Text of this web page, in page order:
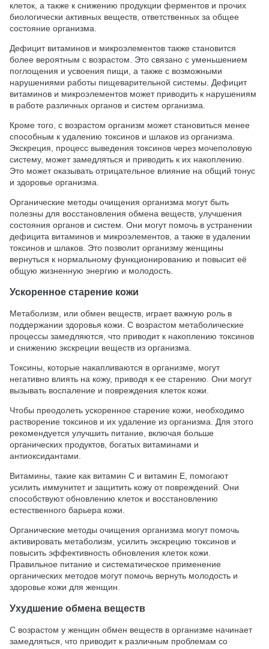
клеток, а также к снижению продукции ферментов и прочих
биологически активных веществ, ответственных за общее
состояние организма.
Дефицит витаминов и микроэлементов также становится
более вероятным с возрастом. Это связано с уменьшением
поглощения и усвоения пищи, а также с возможными
нарушениями работы пищеварительной системы. Дефицит
витаминов и микроэлементов может приводить к нарушениям
в работе различных органов и систем организма.
Кроме того, с возрастом организм может становиться менее
способным к удалению токсинов и шлаков из организма.
Экскреция, процесс выведения токсинов через мочеполовую
систему, может замедляться и приводить к их накоплению.
Это может оказывать отрицательное влияние на общий тонус
и здоровье организма.
Органические методы очищения организма могут быть
полезны для восстановления обмена веществ, улучшения
состояния органов и систем. Они могут помочь в устранении
дефицита витаминов и микроэлементов, а также в удалении
токсинов и шлаков. Это позволит организму женщины
вернуться к нормальному функционированию и повысит её
общую жизненную энергию и молодость.
Ускоренное старение кожи
Метаболизм, или обмен веществ, играет важную роль в
поддержании здоровья кожи. С возрастом метаболические
процессы замедляются, что приводит к накоплению токсинов
и снижению экскреции веществ из организма.
Токсины, которые накапливаются в организме, могут
негативно влиять на кожу, приводя к ее старению. Они могут
вызывать воспаление и повреждения клеток кожи.
Чтобы преодолеть ускоренное старение кожи, необходимо
растворение токсинов и их удаление из организма. Для этого
рекомендуется улучшить питание, включая больше
органических продуктов, богатых витаминами и
антиоксидантами.
Витамины, такие как витамин С и витамин Е, помогают
усилить иммунитет и защитить кожу от повреждений. Они
способствуют обновлению клеток и восстановлению
естественного барьера кожи.
Органические методы очищения организма могут помочь
активировать метаболизм, усилить экскрецию токсинов и
повысить эффективность обновления клеток кожи.
Правильное питание и систематическое применение
органических методов могут помочь вернуть молодость и
здоровье кожи для женщин.
Ухудшение обмена веществ
С возрастом у женщин обмен веществ в организме начинает
замедляться, что приводит к различным проблемам со